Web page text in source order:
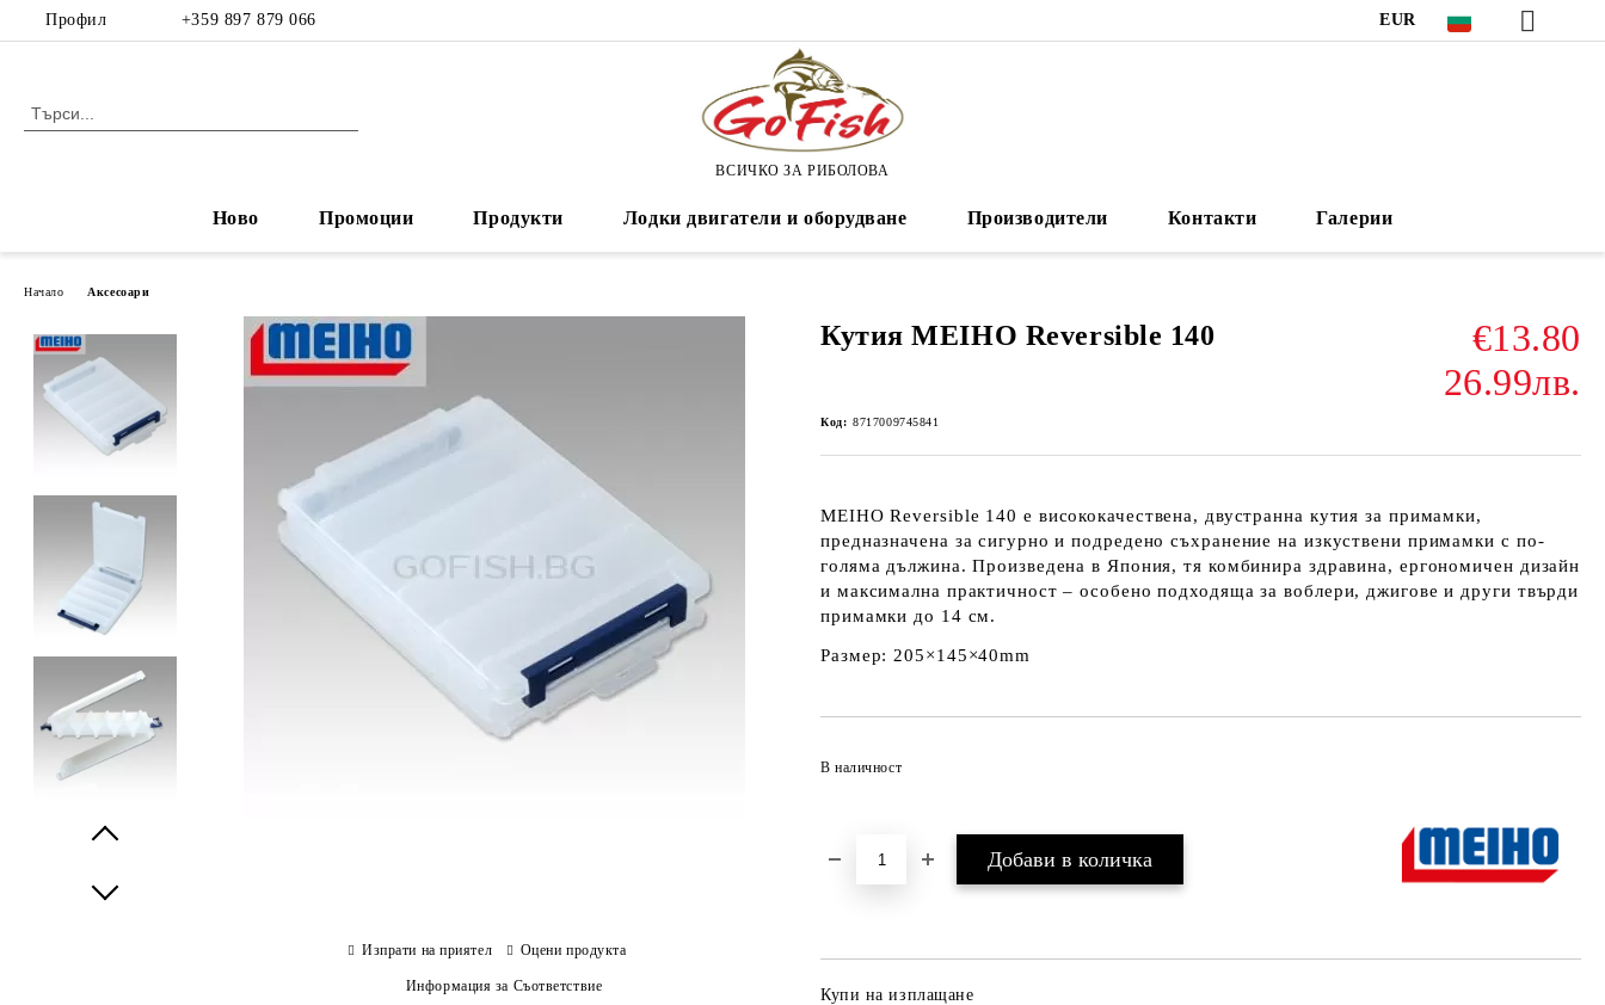
Профил +359 897 879 066 EUR
ВСИЧКО ЗА РИБОЛОВА
Ново Промоции Продукти Лодки двигатели и оборудване Производители Контакти Галерии
Начало Аксесоари
Кутия MEIHO Reversible 140
€13.80
26.99лв.
Код: 8717009745841
MEIHO Reversible 140 е висококачествена, двустранна кутия за примамки,
предназначена за сигурно и подредено съхранение на изкуствени примамки с по-
голяма дължина. Произведена в Япония, тя комбинира здравина, ергономичен дизайн
и максимална практичност – особено подходяща за воблери, джигове и други твърди
примамки до 14 см.
Размер: 205×145×40mm
В наличност
Купи на изплащане
Изпрати на приятел Оцени продукта
Информация за Съответствие